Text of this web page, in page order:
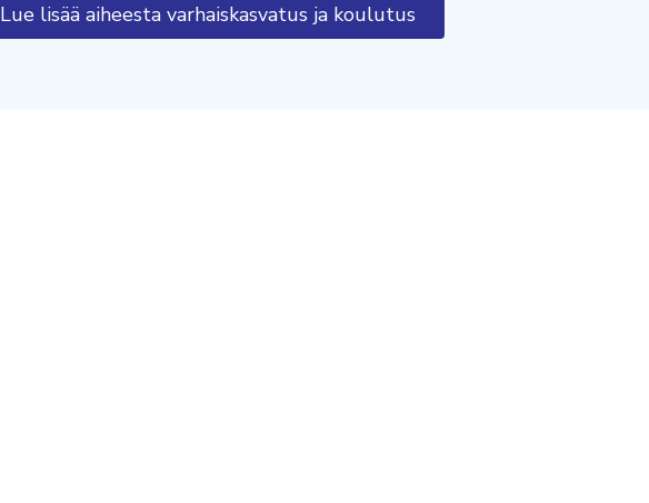
Lue lisää aiheesta varhaiskasvatus ja koulutus